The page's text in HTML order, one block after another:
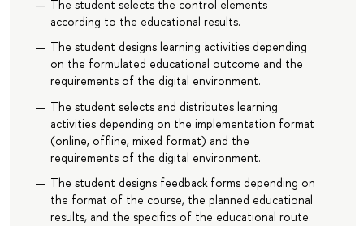
The student selects the control elements
according to the educational results.
The student designs learning activities depending
on the formulated educational outcome and the
requirements of the digital environment.
The student selects and distributes learning
activities depending on the implementation format
(online, offline, mixed format) and the
requirements of the digital environment.
The student designs feedback forms depending on
the format of the course, the planned educational
results, and the specifics of the educational route.